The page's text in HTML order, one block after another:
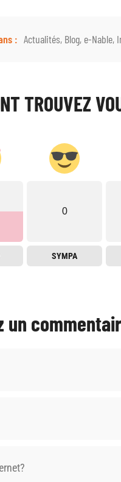
: Actualités, Blog, e-Nable,
TROUVEZ
0
SYMPA
un